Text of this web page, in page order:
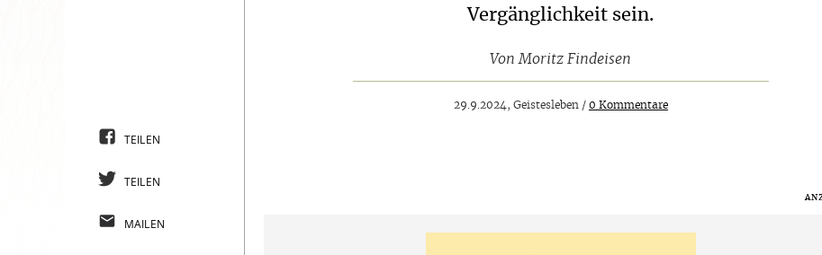
Vergänglichkeit sein.
Von Moritz Findeisen
29.9.2024, Geistesleben / 0 Kommentare
TEILEN
TEILEN
MAILEN